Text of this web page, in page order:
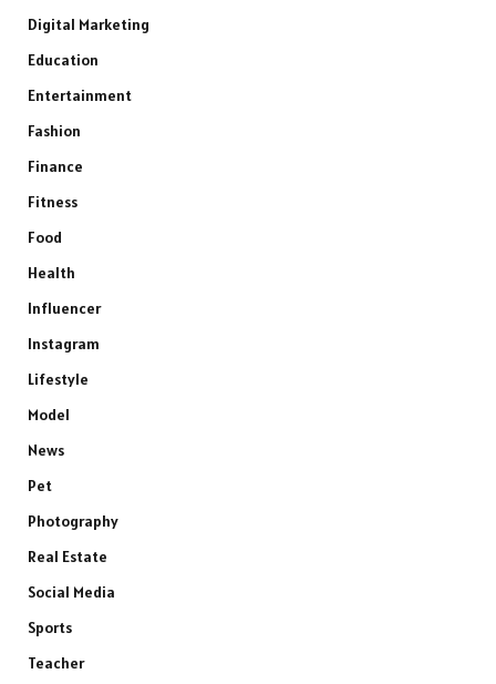
Digital Marketing
Education
Entertainment
Fashion
Finance
Fitness
Food
Health
Influencer
Instagram
Lifestyle
Model
News
Pet
Photography
Real Estate
Social Media
Sports
Teacher